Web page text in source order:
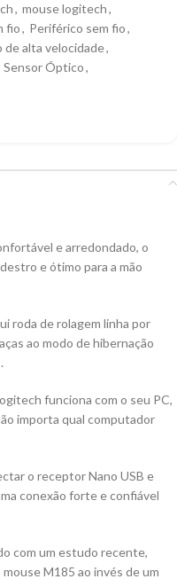
, mouse logitech,
fio, Periférico sem fio,
de alta velocidade,
Sensor Óptico,
e arredondado, o
e ótimo para a mão
roda de rolagem linha por
ao modo de hibernação
funciona com o seu PC,
importa qual computador
o receptor Nano USB e
conexão forte e confiável
com um estudo recente,
M185 ao invés de um